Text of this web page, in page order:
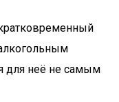
для неё не самым